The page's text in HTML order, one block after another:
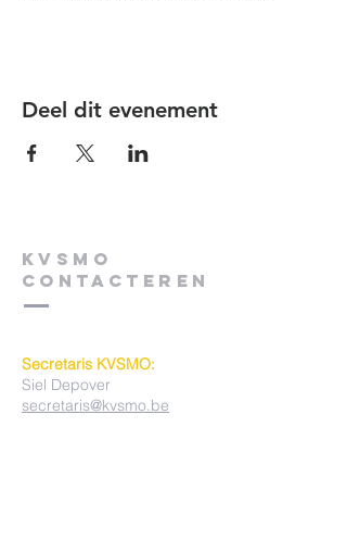
Deel dit evenement
KVSMO
contacteren
Secretaris KVSMO:
Siel Depover
secretaris@kvsmo.be